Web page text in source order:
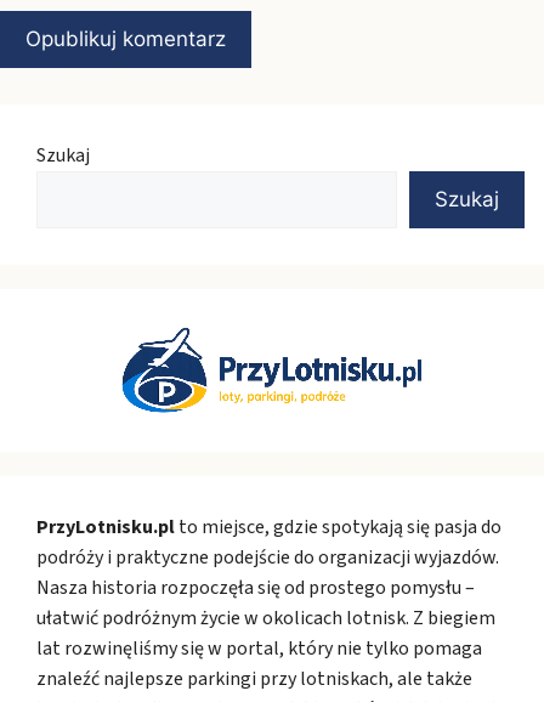
Szukaj
Szukaj
PrzyLotnisku.plto miejsce, gdzie spotykają się pasja do
podróży i praktyczne podejście do organizacji wyjazdów.
Nasza historia rozpoczęła się od prostego pomysłu –
ułatwić podróżnym życie w okolicach lotnisk. Z biegiem
lat rozwinęliśmy się w portal, który nie tylko pomaga
znaleźć najlepsze parkingi przy lotniskach, ale także